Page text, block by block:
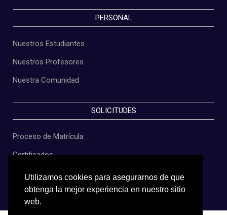
Utilizamos cookies para asegurarnos de que
obtenga la mejor experiencia en nuestro sitio
web.
PERSONAL
Nuestros Estudiantes
Nuestros Profesores
Nuestra Comunidad
SOLICITUDES
Proceso de Matrícula
Certificados
Constancias
Grados